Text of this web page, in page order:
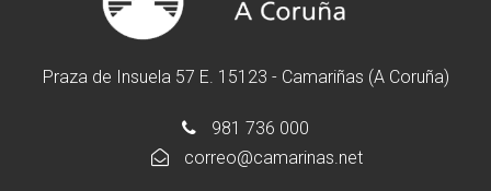
Praza de Insuela 57 E. 15123 - Camariñas (A Coruña)
981 736 000
correo@camarinas.net